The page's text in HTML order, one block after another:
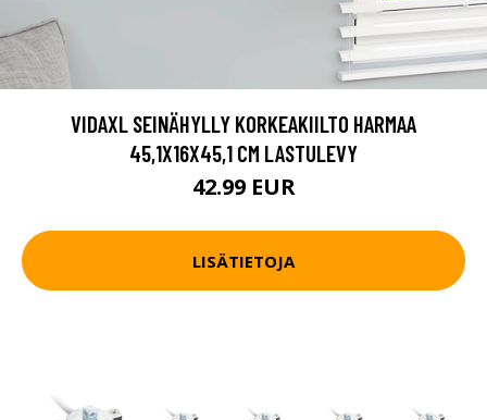
VIDAXL SEINÄHYLLY KORKEAKIILTO HARMAA
45,1X16X45,1 CM LASTULEVY
42.99 EUR
LISÄTIETOJA